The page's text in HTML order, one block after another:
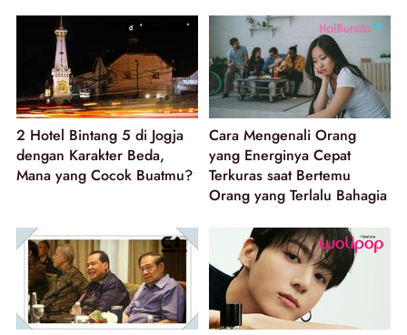
2 Hotel Bintang 5 di Jogja
dengan Karakter Beda,
Mana yang Cocok Buatmu?
Cara Mengenali Orang
yang Energinya Cepat
Terkuras saat Bertemu
Orang yang Terlalu Bahagia